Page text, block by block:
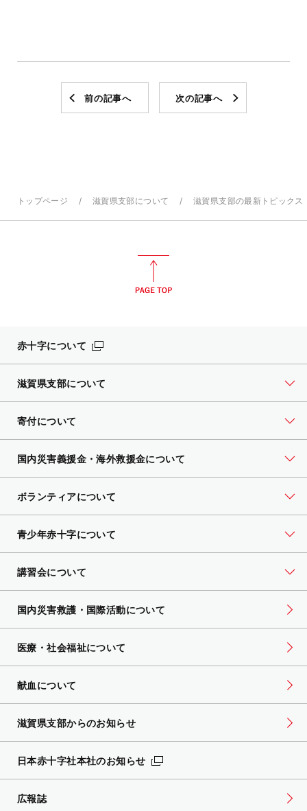
前の記事へ 次の記事へ
トップページ 滋賀県支部について 滋賀県支部の最新トピックス
赤十字について
滋賀県支部について
寄付について
国内災害義援金・海外救援金について
ボランティアについて
青少年赤十字について
講習会について
国内災害救護・国際活動について
医療・社会福祉について
献血について
滋賀県支部からのお知らせ
日本赤十字社本社のお知らせ
広報誌